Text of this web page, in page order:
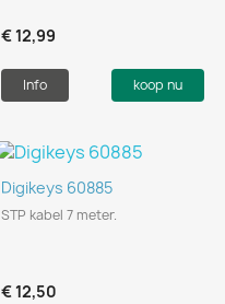
€ 12,99
Info koop nu
Digikeys 60885
STP kabel 7 meter.
€ 12,50